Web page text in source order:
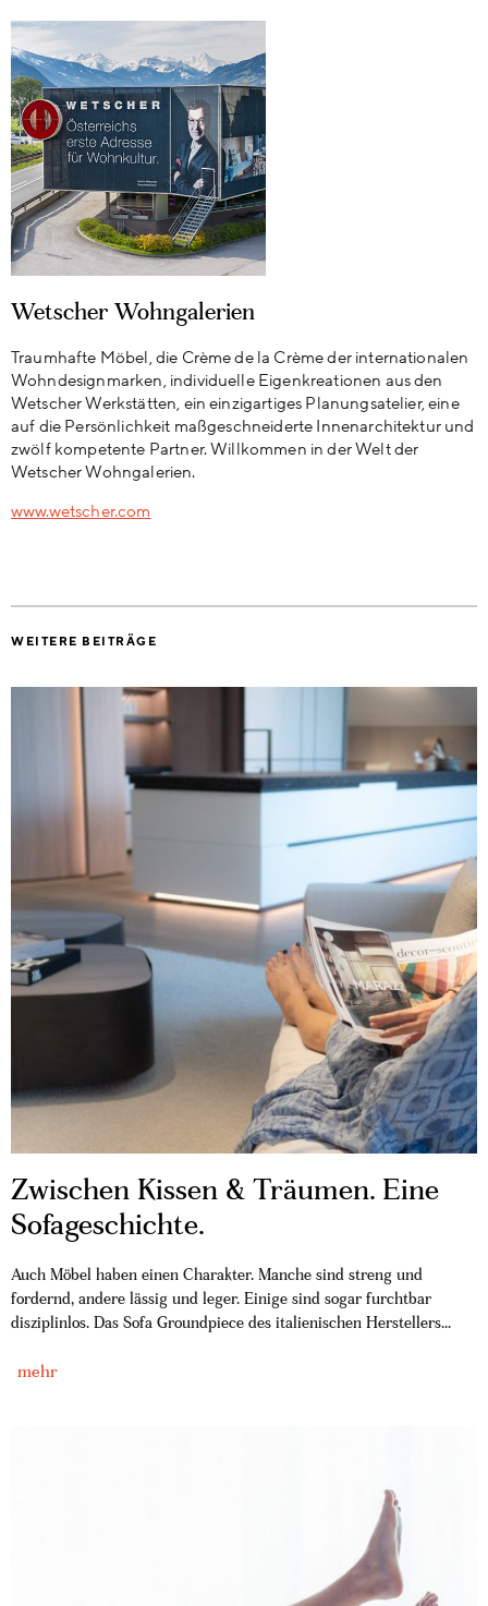
Wetscher Wohngalerien
Traumhafte Möbel, die Crème de la Crème der internationalen
Wohndesignmarken, individuelle Eigenkreationen aus den
Wetscher Werkstätten, ein einzigartiges Planungsatelier, eine
auf die Persönlichkeit maßgeschneiderte Innenarchitektur und
zwölf kompetente Partner. Willkommen in der Welt der
Wetscher Wohngalerien.
www.wetscher.com
WEITERE BEITRÄGE
Zwischen Kissen & Träumen. Eine
Sofageschichte.
Auch Möbel haben einen Charakter. Manche sind streng und
fordernd, andere lässig und leger. Einige sind sogar furchtbar
disziplinlos. Das Sofa Groundpiece des italienischen Herstellers...
mehr